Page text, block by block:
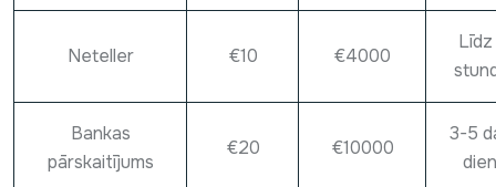
Neteller €10 €4000
Bankas
pārskaitījums
€20 €10000
3-5